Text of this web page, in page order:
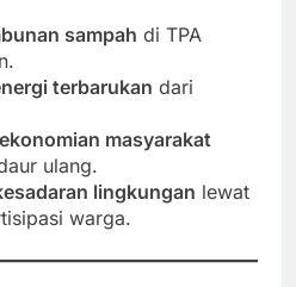
sampah di TPA
terbarukan dari
masyarakat
ulang.
lingkungan lewat
warga.